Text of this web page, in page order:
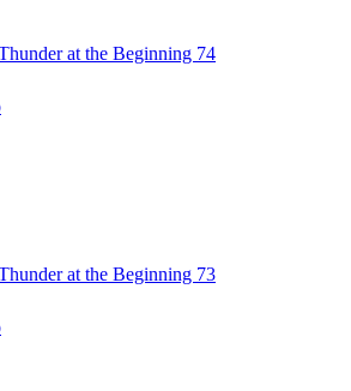
at the Beginning 74
at the Beginning 73